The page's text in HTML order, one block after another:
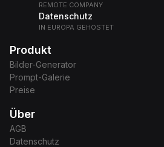
REMOTE COMPANY
Datenschutz
IN EUROPA GEHOSTET
Produkt
Bilder-Generator
Prompt-Galerie
Preise
Über
AGB
Datenschutz